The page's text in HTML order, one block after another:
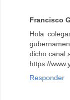
Francisco
Hola
dicho canal
https://
Responder